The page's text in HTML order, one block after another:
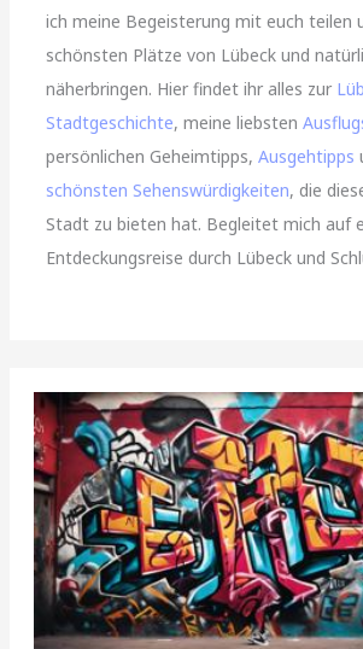
ich meine Begeisterung mit euch teilen
schönsten Plätze von Lübeck und
näherbringen. Hier findet ihr alles zur
Stadtgeschichte, meine liebsten
persönlichen Geheimtipps,Ausgehtipps
schönsten Sehenswürdigkeiten, die
Stadt zu bieten hat. Begleitet mich auf
Entdeckungsreise durch Lübeck und